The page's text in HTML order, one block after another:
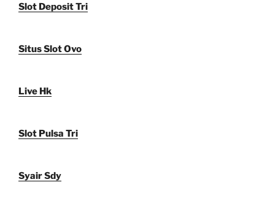
Slot Deposit Tri
Situs Slot Ovo
Live Hk
Slot Pulsa Tri
Syair Sdy